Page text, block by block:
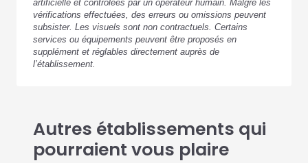
artificielle et contrôlées par un opérateur humain. Malgré les
vérifications effectuées, des erreurs ou omissions peuvent
subsister. Les visuels sont non contractuels. Certains
services ou équipements peuvent être proposés en
supplément et réglables directement auprès de
l’établissement.
Autres établissements qui
pourraient vous plaire